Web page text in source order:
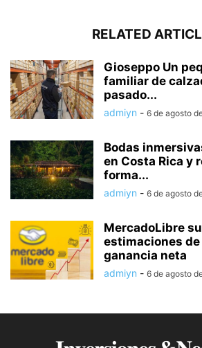
RELATED
Gioseppo Un
familiar de
pasado...
admiyn - 6 de agosto
Bodas
en Costa Rica y
forma...
admiyn - 6 de agosto
MercadoLibre
estimaciones
ganancia neta
admiyn - 6 de agosto